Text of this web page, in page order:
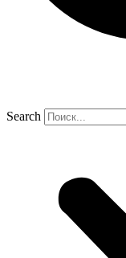
Search